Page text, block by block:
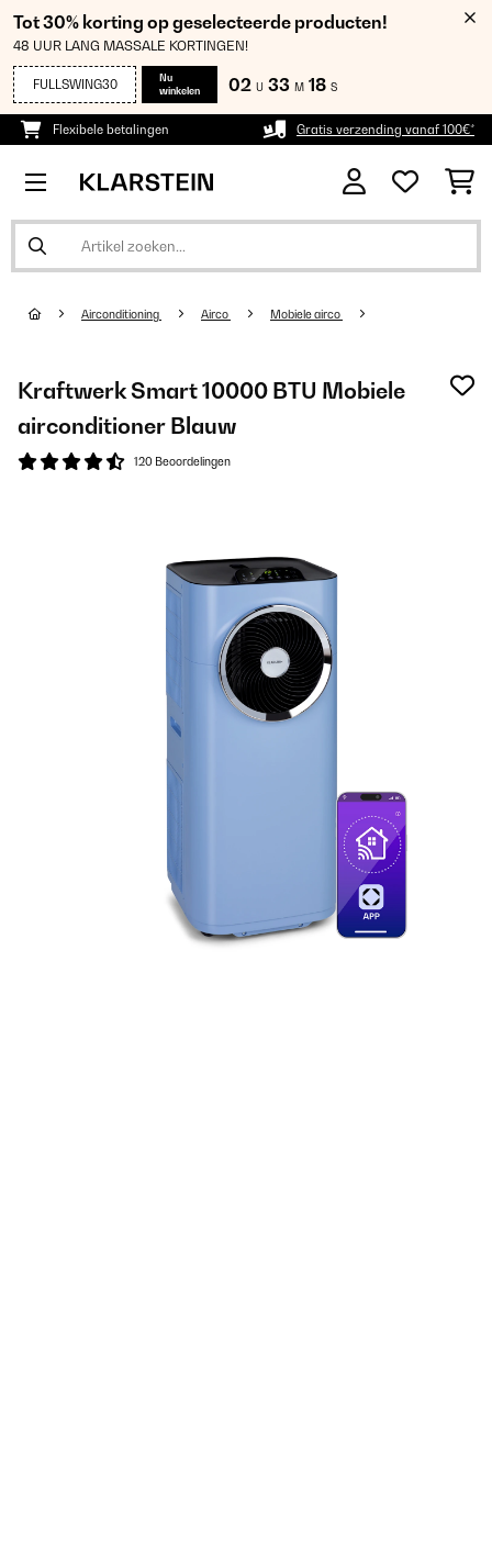
Tot 30% korting op geselecteerde producten!
48 UUR LANG MASSALE KORTINGEN!
FULLSWING30
Nu
winkelen
02 U 33 M 18 S
Flexibele betalingen Gratis verzending vanaf 100€*
Airconditioning Airco Mobiele airco
Kraftwerk Smart 10000 BTU Mobiele
airconditioner Blauw
120 Beoordelingen